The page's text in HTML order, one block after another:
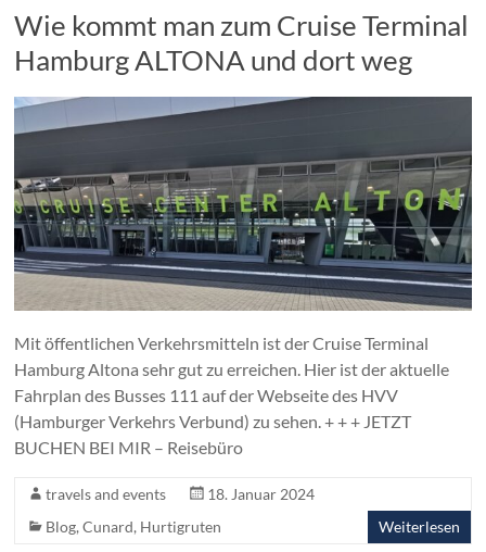
Wie kommt man zum Cruise Terminal
Hamburg ALTONA und dort weg
Mit öffentlichen Verkehrsmitteln ist der Cruise Terminal
Hamburg Altona sehr gut zu erreichen. Hier ist der aktuelle
Fahrplan des Busses 111 auf der Webseite des HVV
(Hamburger Verkehrs Verbund) zu sehen. + + + JETZT
BUCHEN BEI MIR – Reisebüro
travels and events
18. Januar 2024
Blog,Cunard, Hurtigruten Weiterlesen